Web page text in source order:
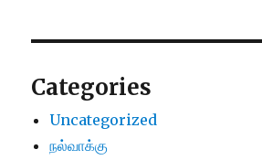
Categories
Uncategorized
நல்வாக்கு